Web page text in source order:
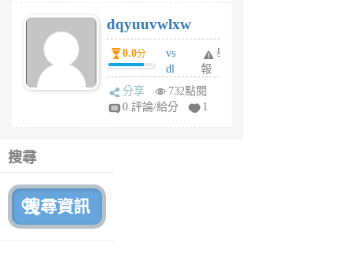
6
個
月
前
dqyuuvwlxw
0.0分
vs
dl
sq
fy
舉
報
分享
732點閱
0 評論/給分
1
搜尋